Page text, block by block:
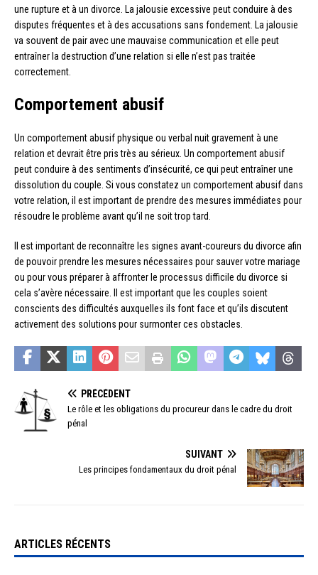
une rupture et à un divorce. La jalousie excessive peut conduire à des
disputes fréquentes et à des accusations sans fondement. La jalousie
va souvent de pair avec une mauvaise communication et elle peut
entraîner la destruction d’une relation si elle n’est pas traitée
correctement.
Comportement abusif
Un comportement abusif physique ou verbal nuit gravement à une
relation et devrait être pris très au sérieux. Un comportement abusif
peut conduire à des sentiments d’insécurité, ce qui peut entraîner une
dissolution du couple. Si vous constatez un comportement abusif dans
votre relation, il est important de prendre des mesures immédiates pour
résoudre le problème avant qu’il ne soit trop tard.
Il est important de reconnaître les signes avant-coureurs du divorce afin
de pouvoir prendre les mesures nécessaires pour sauver votre mariage
ou pour vous préparer à affronter le processus difficile du divorce si
cela s’avère nécessaire. Il est important que les couples soient
conscients des difficultés auxquelles ils font face et qu’ils discutent
activement des solutions pour surmonter ces obstacles.
PRÉCÉDENT
Le rôle et les obligations du procureur dans le cadre du droit
pénal
SUIVANT
Les principes fondamentaux du droit pénal
ARTICLES RÉCENTS